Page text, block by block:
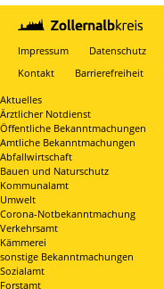
Impressum Datenschutz
Kontakt
Barrierefreiheit
Aktuelles
Ärztlicher Notdienst
Öffentliche Bekanntmachungen
Amtliche Bekanntmachungen
Abfallwirtschaft
Bauen und Naturschutz
Kommunalamt
Umwelt
Corona-Notbekanntmachung
Verkehrsamt
Kämmerei
sonstige Bekanntmachungen
Sozialamt
Forstamt